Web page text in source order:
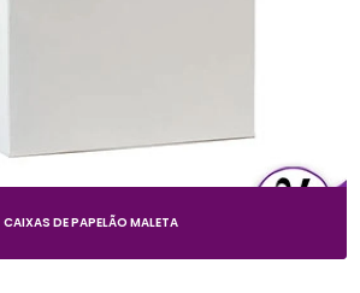
CAIXAS DE PAPELÃO MALETA